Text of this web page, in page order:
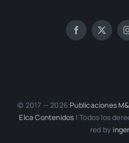
© 2017 — 2026 Publi­ca­cio­nes
Elca Con­te­ni­dos | Todos los
red by